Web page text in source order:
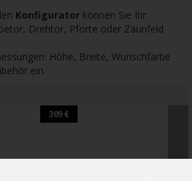
Datenschutz
Impressum
Konfigurator können Sie Ihr
Drehtor, Pforte oder Zaunfeld
Höhe, Breite, Wunschfarbe
ein.
309 €